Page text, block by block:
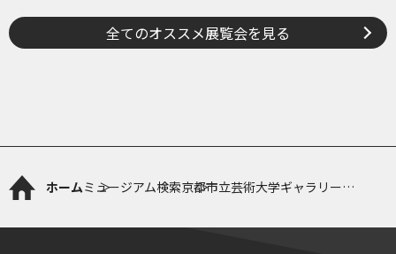
全てのオススメ展覧会を見る
ホームミュージアム検索京都市立芸術大学ギャラリー